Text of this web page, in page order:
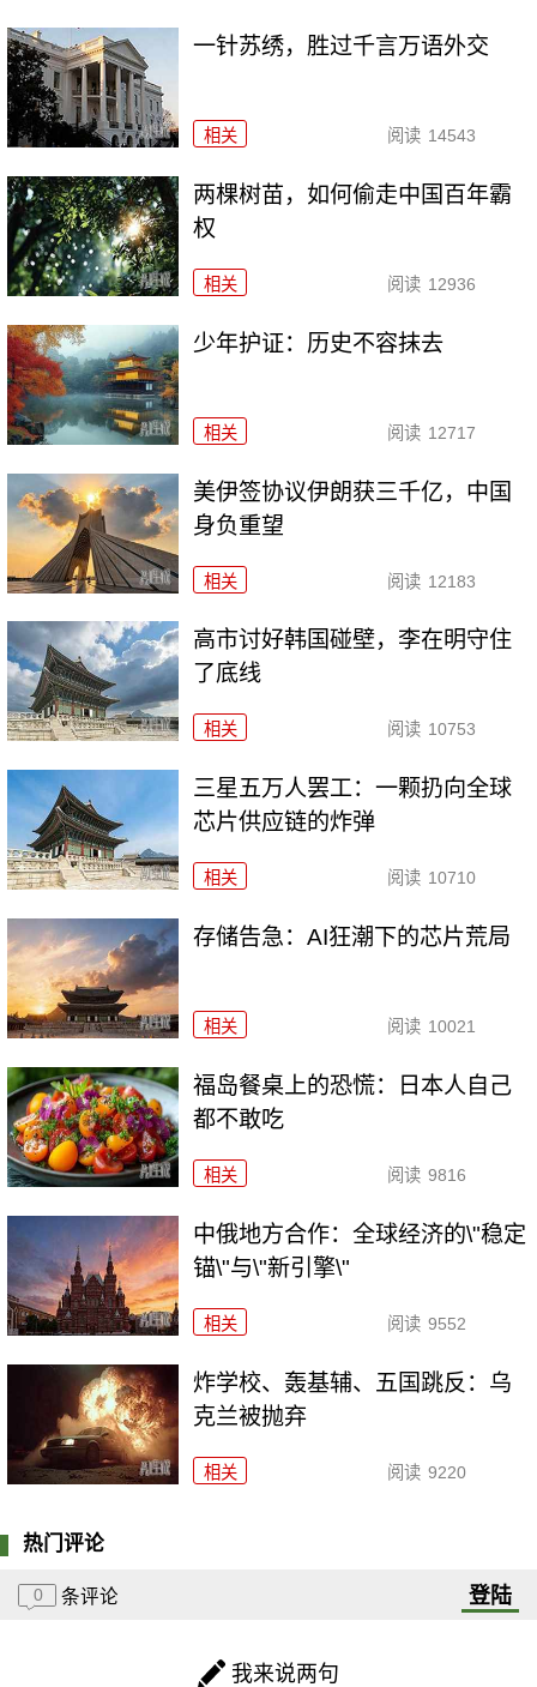
一针苏绣，胜过千言万语外交
相关 阅读 14543
两棵树苗，如何偷走中国百年霸
权
相关 阅读 12936
少年护证：历史不容抹去
相关 阅读 12717
美伊签协议伊朗获三千亿，中国
身负重望
相关 阅读 12183
高市讨好韩国碰壁，李在明守住
了底线
相关 阅读 10753
三星五万人罢工：一颗扔向全球
芯片供应链的炸弹
相关 阅读 10710
存储告急：AI狂潮下的芯片荒局
相关 阅读 10021
福岛餐桌上的恐慌：日本人自己
都不敢吃
相关 阅读 9816
中俄地方合作：全球经济的\"稳定
锚\"与\"新引擎\"
相关 阅读 9552
炸学校、轰基辅、五国跳反：乌
克兰被抛弃
相关 阅读 9220
热门评论
0 条评论 登陆
我来说两句